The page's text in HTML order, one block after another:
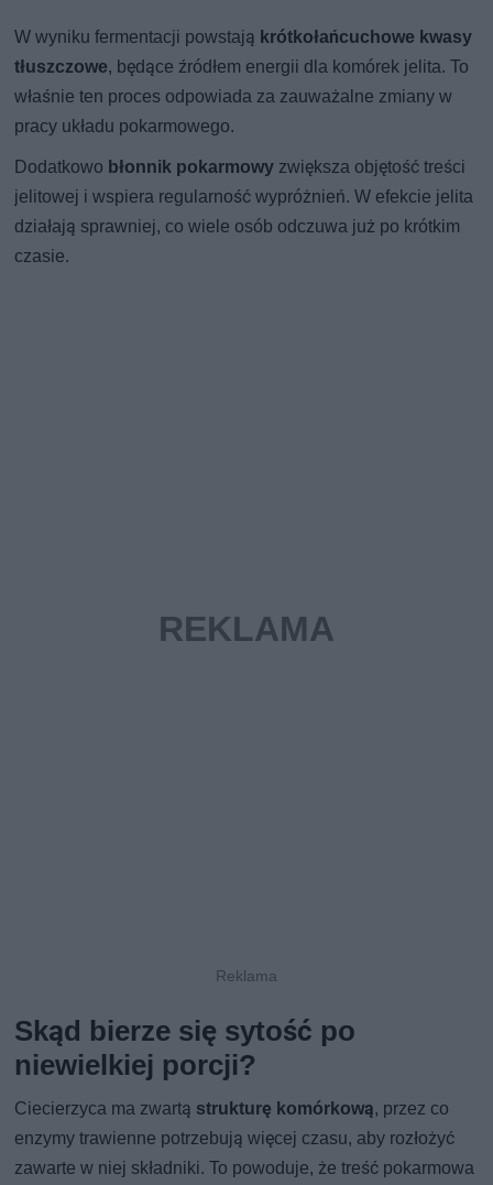
W wyniku fermentacji powstają krótkołańcuchowe kwasy
tłuszczowe, będące źródłem energii dla komórek jelita. To
właśnie ten proces odpowiada za zauważalne zmiany w
pracy układu pokarmowego.
Dodatkowo błonnik pokarmowy zwiększa objętość treści
jelitowej i wspiera regularność wypróżnień. W efekcie jelita
działają sprawniej, co wiele osób odczuwa już po krótkim
czasie.
Skąd bierze się sytość po
niewielkiej porcji?
Ciecierzyca ma zwartą strukturę komórkową, przez co
enzymy trawienne potrzebują więcej czasu, aby rozłożyć
zawarte w niej składniki. To powoduje, że treść pokarmowa